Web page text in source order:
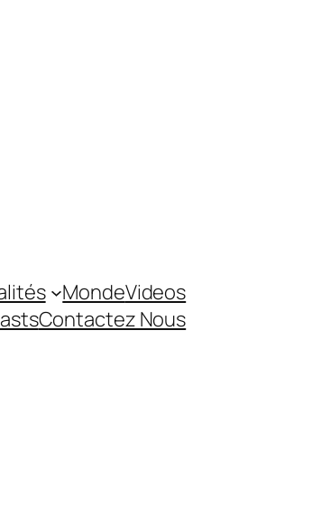
MondeVideos
Contactez Nous